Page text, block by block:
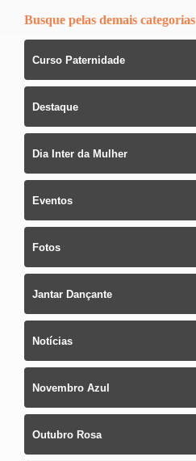
Busque pelas demais categorias
Curso Paternidade
Destaque
Dia Inter da Mulher
Eventos
Fotos
Jantar Dançante
Notícias
Novembro Azul
Outubro Rosa